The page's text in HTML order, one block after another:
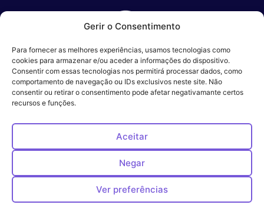
Gerir o Consentimento
Para fornecer as melhores experiências, usamos tecnologias como
cookies para armazenar e/ou aceder a informações do dispositivo.
Consentir com essas tecnologias nos permitirá processar dados, como
comportamento de navegação ou IDs exclusivos neste site. Não
consentir ou retirar o consentimento pode afetar negativamante certos
recursos e funções.
Aceitar
Negar
Ver preferências
Parceiros:
Veros – Hospital
Ética